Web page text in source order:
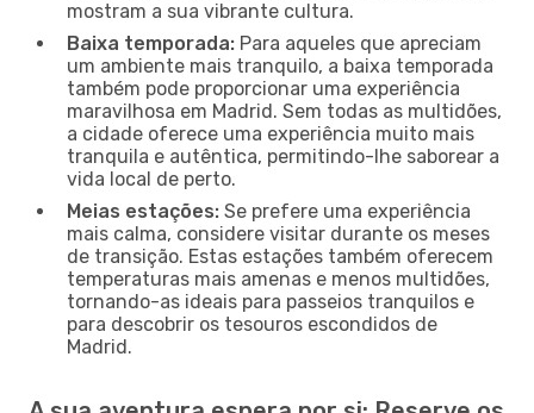
mostram a sua vibrante cultura.
Baixa temporada: Para aqueles que apreciam
um ambiente mais tranquilo, a baixa temporada
também pode proporcionar uma experiência
maravilhosa em Madrid. Sem todas as multidões,
a cidade oferece uma experiência muito mais
tranquila e autêntica, permitindo-lhe saborear a
vida local de perto.
Meias estações: Se prefere uma experiência
mais calma, considere visitar durante os meses
de transição. Estas estações também oferecem
temperaturas mais amenas e menos multidões,
tornando-as ideais para passeios tranquilos e
para descobrir os tesouros escondidos de
Madrid.